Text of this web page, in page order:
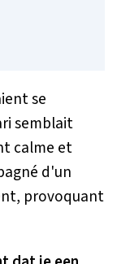
se
semblait
calme et
d'un
provoquant